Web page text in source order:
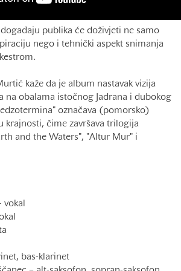
publika će doživjeti ne samo
nego i tehnički aspekt snimanja
kaže da je album nastavak vizija
na obalama istočnog Jadrana i dubokog
označava (pomorsko)
krajnosti, čime završava trilogija
and the Waters", "Altur Mur" i
vokal
bas-klarinet